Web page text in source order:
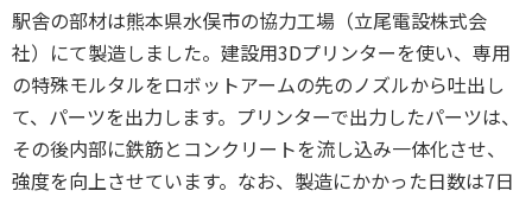
駅舎の部材は熊本県水俣市の協力工場（立尾電設株式会
社）にて製造しました。建設用3Dプリンターを使い、専用
の特殊モルタルをロボットアームの先のノズルから吐出し
て、パーツを出力します。プリンターで出力したパーツは、
その後内部に鉄筋とコンクリートを流し込み一体化させ、
強度を向上させています。なお、製造にかかった日数は7日